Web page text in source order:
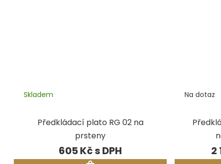
Předkládací plato RG 02 na
prsteny
Skladem
605 Kč
Na dotaz
2